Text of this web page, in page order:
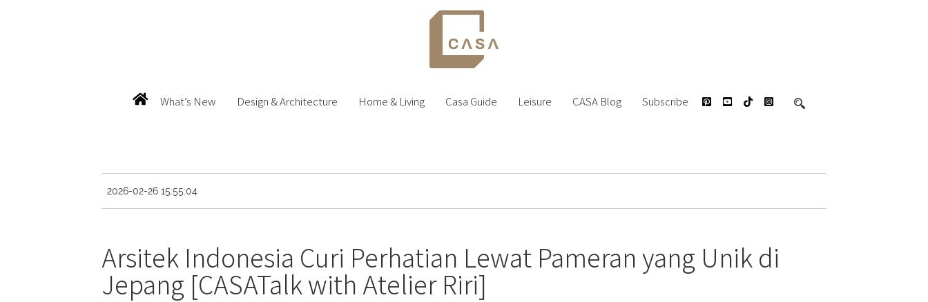
What’s New Design & Architecture Home & Living Casa Guide Leisure CASA Blog Subscribe
2026-02-26 15:55:04
Arsitek Indonesia Curi Perhatian Lewat Pameran yang Unik di
Jepang [CASATalk with Atelier Riri]